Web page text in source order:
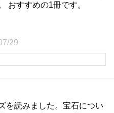
おすすめの1冊です。
29
を読みました。宝石につい